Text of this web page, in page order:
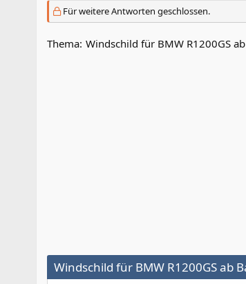
Für weitere Antworten geschlossen.
Thema: Windschild für BMW R1200GS
Windschild für BMW R1200GS ab